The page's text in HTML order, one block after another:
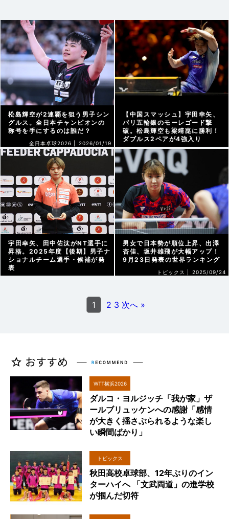
松島輝空が2連覇を狙う男子シン
グルス。全日本チャンピオンの
称号を手にするのは誰だ？
全日本卓球2026 | 2026/01/19
【中国スマッシュ】宇田幸矢、
パリ五輪銀のモーレゴード撃
破。松島輝空も梁靖崑に勝利！
ダブルス2ペアが4強入り
トピックス |
宇田幸矢、田中佑汰がNT選手に
昇格。2025年度【後期】男子ナ
ショナルチーム選手・候補が発
表
男女で日本勢が順位上昇、出澤
杏佳、坂井雄飛が大幅アップ！
9月23日発表の世界ランキング
トピックス | 2025/09/24
1 2 3 次へ »
WTT横浜2026
ダルコ・ヨルジッチ「我が家」ザ
ールブリュッケンへの感謝「感情
が大きく揺さぶられるような楽し
い瞬間ばかり」
トピックス
秋田高校卓球部、12年ぶりのイン
ターハイへ 「文武両道」の進学校
が掴んだ切符